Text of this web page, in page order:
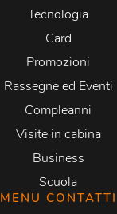
Tecnologia
Card
Promozioni
Rassegne ed Eventi
Compleanni
Visite in cabina
Business
Scuola
MENU CONTATTI